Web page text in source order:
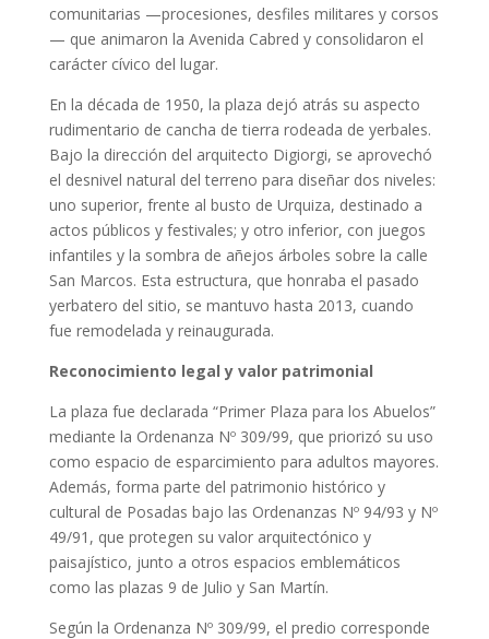
comunitarias —procesiones, desfiles militares y corsos
— que animaron la Avenida Cabred y consolidaron el
carácter cívico del lugar.
En la década de 1950, la plaza dejó atrás su aspecto
rudimentario de cancha de tierra rodeada de yerbales.
Bajo la dirección del arquitecto Digiorgi, se aprovechó
el desnivel natural del terreno para diseñar dos niveles:
uno superior, frente al busto de Urquiza, destinado a
actos públicos y festivales; y otro inferior, con juegos
infantiles y la sombra de añejos árboles sobre la calle
San Marcos. Esta estructura, que honraba el pasado
yerbatero del sitio, se mantuvo hasta 2013, cuando
fue remodelada y reinaugurada.
Reconocimiento legal y valor patrimonial
La plaza fue declarada “Primer Plaza para los Abuelos”
mediante la Ordenanza Nº 309/99, que priorizó su uso
como espacio de esparcimiento para adultos mayores.
Además, forma parte del patrimonio histórico y
cultural de Posadas bajo las Ordenanzas Nº 94/93 y Nº
49/91, que protegen su valor arquitectónico y
paisajístico, junto a otros espacios emblemáticos
como las plazas 9 de Julio y San Martín.
Según la Ordenanza Nº 309/99, el predio corresponde